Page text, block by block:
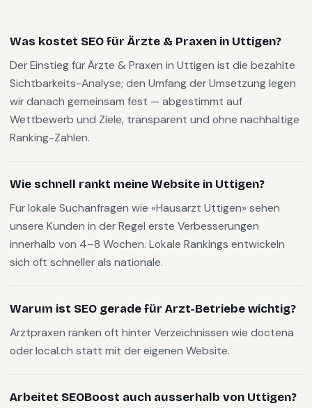
Was kostet SEO für Ärzte & Praxen in Uttigen?
Der Einstieg für Ärzte & Praxen in Uttigen ist die bezahlte
Sichtbarkeits-Analyse; den Umfang der Umsetzung legen
wir danach gemeinsam fest — abgestimmt auf
Wettbewerb und Ziele, transparent und ohne nachhaltige
Ranking-Zahlen.
Wie schnell rankt meine Website in Uttigen?
Für lokale Suchanfragen wie «Hausarzt Uttigen» sehen
unsere Kunden in der Regel erste Verbesserungen
innerhalb von 4–8 Wochen. Lokale Rankings entwickeln
sich oft schneller als nationale.
Warum ist SEO gerade für Arzt-Betriebe wichtig?
Arztpraxen ranken oft hinter Verzeichnissen wie doctena
oder local.ch statt mit der eigenen Website.
Arbeitet SEOBoost auch ausserhalb von Uttigen?